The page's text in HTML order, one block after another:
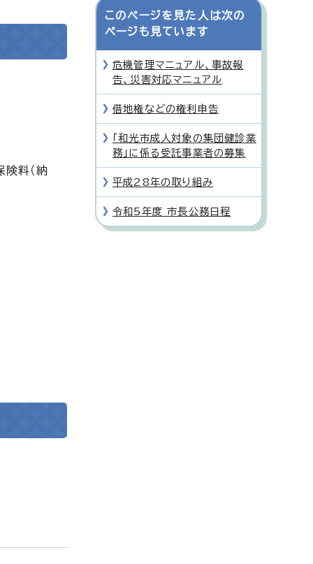
料（納
このページを見た人は次の
ページも見ています
危機管理マニュアル、事故報
告、災害対応マニュアル
借地権などの権利申告
「和光市成人対象の集団健診業
務」に係る受託事業者の募集
平成28年の取り組み
令和5年度 市長公務日程